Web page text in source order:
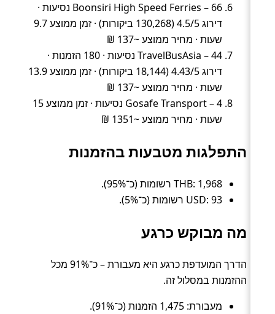
Boonsiri High Speed Ferries – 66 נסיעות ·
דירוג 4.5/5 (130,268 ביקורות) · זמן ממוצע 9.7
שעות · מחיר ממוצע ~137 ₪
TravelBusAsia – 44 נסיעות · 180 הזמנות ·
דירוג 4.43/5 (18,144 ביקורות) · זמן ממוצע 13.9
שעות · מחיר ממוצע ~137 ₪
Gosafe Transport – 4 נסיעות · זמן ממוצע 15
שעות · מחיר ממוצע ~1351 ₪
התפלגות מטבעות בהזמנות
THB: 1,968 רשומות (כ־95%).
USD: 93 רשומות (כ־5%).
מה מבוקש כרגע
הדרך המועדפת כרגע היא מעבורת – כ־91% מכל
ההזמנות במסלול זה.
מעבורת: 1,475 הזמנות (כ־91%).